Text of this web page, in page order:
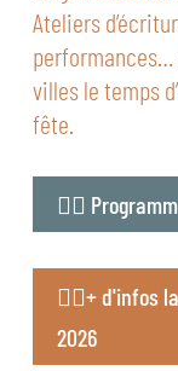
Ateliers
performances…
villes le temps
fête.
👉🏻
👉🏻+ d'infos
2026